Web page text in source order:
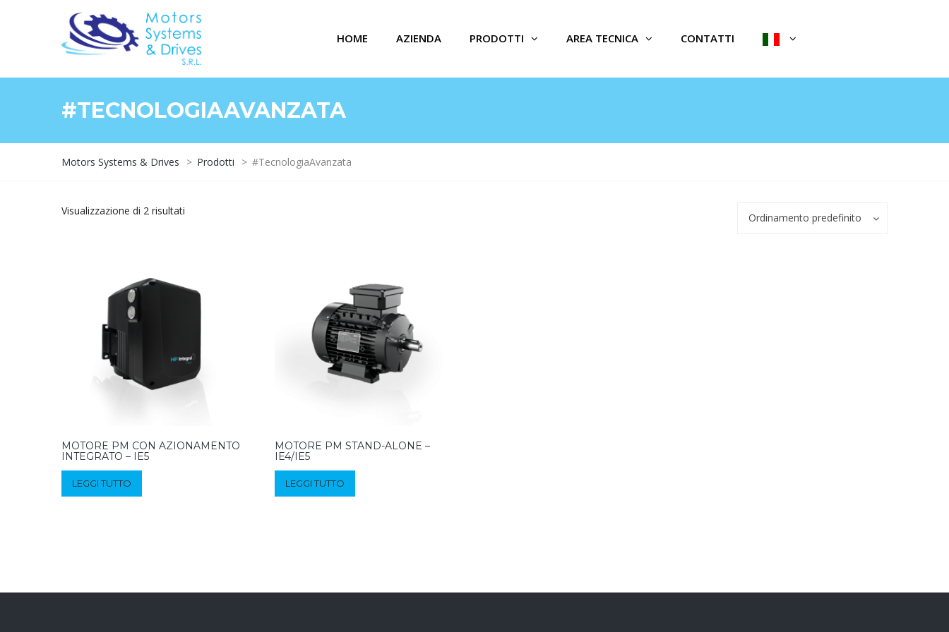
HOME AZIENDA PRODOTTI AREA TECNICA CONTATTI
#TECNOLOGIAAVANZATA
Motors Systems & Drives > Prodotti > #TecnologiaAvanzata
Visualizzazione di 2 risultati
Ordinamento predefinito
MOTORE PM CON AZIONAMENTO
INTEGRATO – IE5
LEGGI TUTTO
MOTORE PM STAND-ALONE –
IE4/IE5
LEGGI TUTTO